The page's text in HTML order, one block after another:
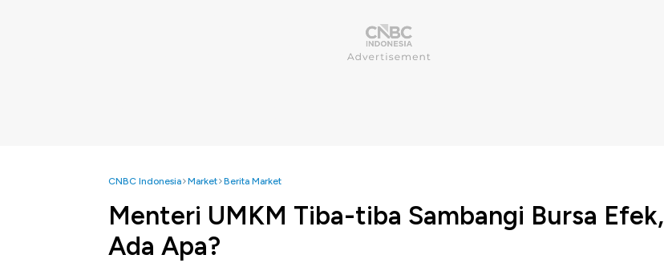
CNBC Indonesia Market Berita Market
Menteri UMKM Tiba-tiba Sambangi Bursa Efek,
Ada Apa?